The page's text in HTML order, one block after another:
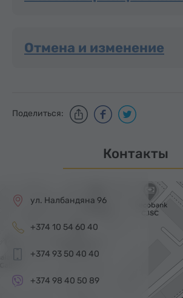
Отмена и изменение
Поделиться:
Контакты
ул. Налбандяна 96
+374 10 54 60 40
+374 93 50 40 40
+374 98 40 50 89